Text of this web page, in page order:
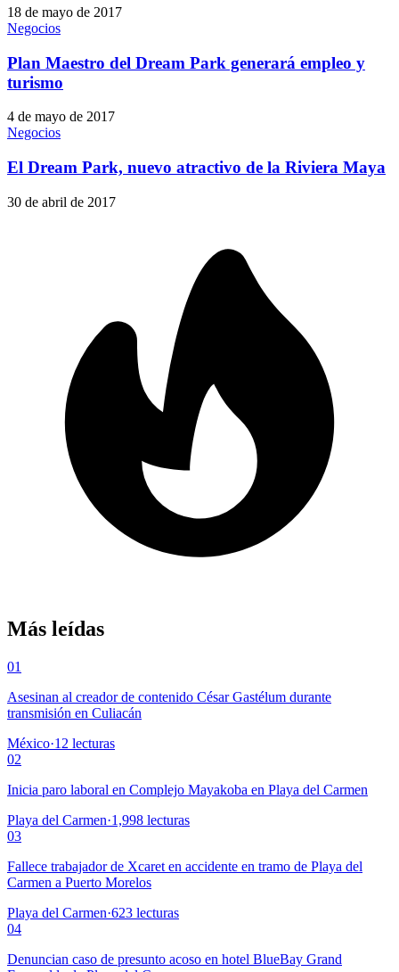
18 de mayo de 2017
Negocios
Plan Maestro del Dream Park generará empleo y
turismo
4 de mayo de 2017
Negocios
El Dream Park, nuevo atractivo de la Riviera Maya
30 de abril de 2017
Más leídas
01
Asesinan al creador de contenido César Gastélum durante
transmisión en Culiacán
México·12 lecturas
02
Inicia paro laboral en Complejo Mayakoba en Playa del Carmen
Playa del Carmen·1,998 lecturas
03
Fallece trabajador de Xcaret en accidente en tramo de Playa del
Carmen a Puerto Morelos
Playa del Carmen·623 lecturas
04
Denuncian caso de presunto acoso en hotel BlueBay Grand